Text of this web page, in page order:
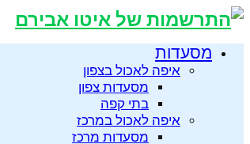
מסעדות
איפה לאכול בצפון
מסעדות צפון
בתי קפה
איפה לאכול במרכז
מסעדות מרכז